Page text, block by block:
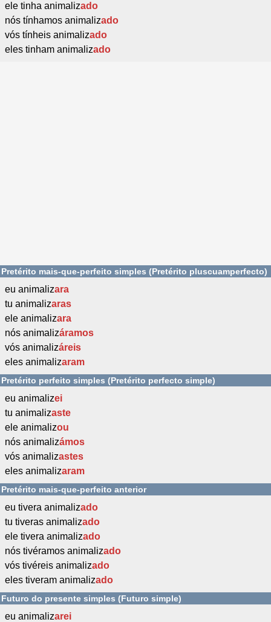
ele tinha animalizado
nós tínhamos animalizado
vós tínheis animalizado
eles tinham animalizado
Pretérito mais-que-perfeito simples (Pretérito pluscuamperfecto)
eu animalizara
tu animalizaras
ele animalizara
nós animalizáramos
vós animalizáreis
eles animalizaram
Pretérito perfeito simples (Pretérito perfecto simple)
eu animalizei
tu animalizaste
ele animalizou
nós animalizámos
vós animalizastes
eles animalizaram
Pretérito mais-que-perfeito anterior
eu tivera animalizado
tu tiveras animalizado
ele tivera animalizado
nós tivéramos animalizado
vós tivéreis animalizado
eles tiveram animalizado
Futuro do presente simples (Futuro simple)
eu animalizarei